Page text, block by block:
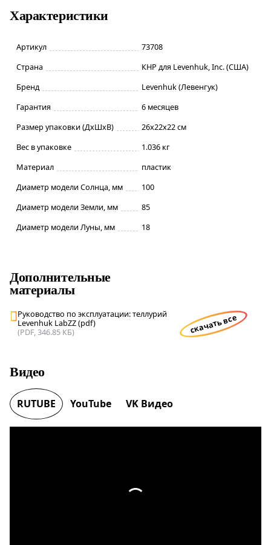
Характеристики
Артикул
73708
Страна
КНР для Levenhuk, Inc. (США)
Бренд
Levenhuk (Левенгук)
Гарантия
6 месяцев
Размер упаковки (ДxШxВ)
26x22x22 см
Вес в упаковке
1.036 кг
Материал
пластик
Диаметр модели Солнца, мм
100
Диаметр модели Земли, мм
85
Диаметр модели Луны, мм
18
Дополнительные
материалы
Руководство по эксплуатации: теллурий
Levenhuk LabZZ (pdf)
(PDF, 346.85 КБ)
скачать все
Видео
RUTUBE YouTube VK Видео